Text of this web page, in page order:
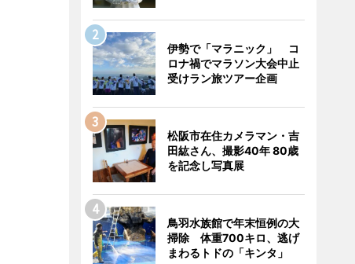
伊勢で「マラニック」 コ
ロナ禍でマラソン大会中止
受けラン旅ツアー企画
松阪市在住カメラマン・吉
田紘さん、撮影40年 80歳
を記念し写真展
鳥羽水族館で年末恒例の大
掃除 体重700キロ、逃げ
まわるトドの「キンタ」